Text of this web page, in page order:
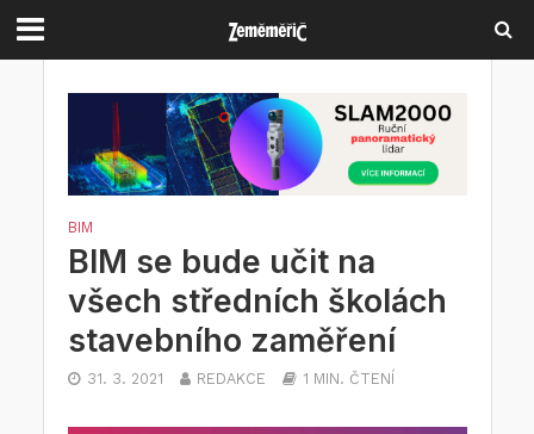
BIM
BIM se bude učit na
všech středních školách
stavebního zaměření
31. 3. 2021 REDAKCE 1 MIN. ČTENÍ